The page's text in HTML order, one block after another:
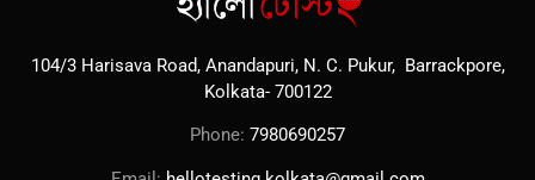
104/3 Harisava Road, Anandapuri, N. C. Pukur, Barrackpore,
Kolkata- 700122
Phone: 7980690257